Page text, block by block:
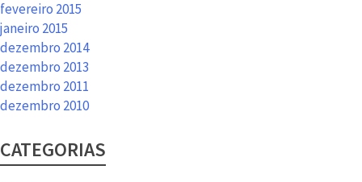
fevereiro 2015
janeiro 2015
dezembro 2014
dezembro 2013
dezembro 2011
dezembro 2010
CATEGORIAS